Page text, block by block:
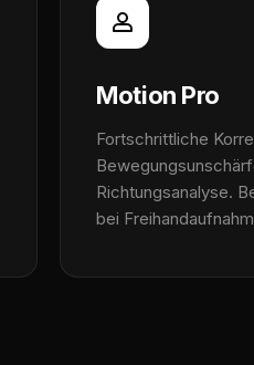
Motion Pro
Fortschrittliche
Richtungsanalyse.
bei